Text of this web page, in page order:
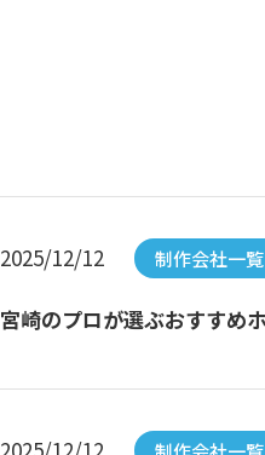
2025/12/12 制作会社一覧
宮崎のプロが選ぶおすすめ